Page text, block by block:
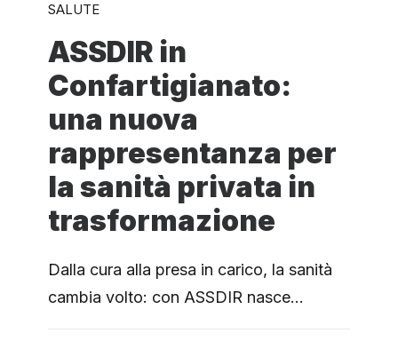
SALUTE
ASSDIR in
Confartigianato:
una nuova
rappresentanza per
la sanità privata in
trasformazione
Dalla cura alla presa in carico, la sanità
cambia volto: con ASSDIR nasce…